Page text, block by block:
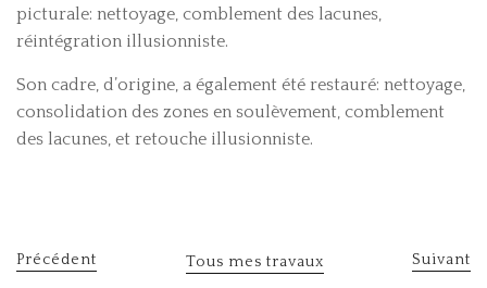
picturale: nettoyage, comblement des lacunes,
réintégration illusionniste.
Son cadre, d’origine, a également été restauré: nettoyage,
consolidation des zones en soulèvement, comblement
des lacunes, et retouche illusionniste.
Précédent Tous mes travaux Suivant